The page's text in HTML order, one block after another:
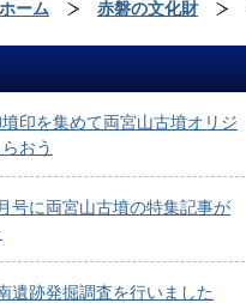
ホーム 赤磐の文化財
墳印を集めて両宮山古墳オリジ
おう
号に両宮山古墳の特集記事が
遺跡発掘調査を行いました